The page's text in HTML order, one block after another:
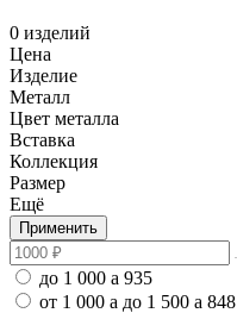
0 изделий
Цена
Изделие
Металл
Цвет металла
Вставка
Коллекция
Размер
Ещё
Применить
до 1 000 a 935
от 1 000 a до 1 500 a 848